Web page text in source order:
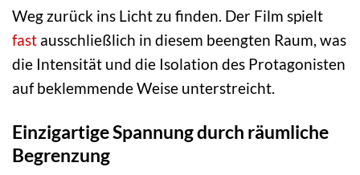
Weg zurück ins Licht zu finden. Der Film spielt
fast ausschließlich in diesem beengten Raum, was
die Intensität und die Isolation des Protagonisten
auf beklemmende Weise unterstreicht.
Einzigartige Spannung durch räumliche
Begrenzung